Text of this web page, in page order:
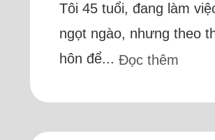
Tôi 45 tuổi, đang làm
ngọt ngào, nhưng theo
hôn để...Đọc thêm